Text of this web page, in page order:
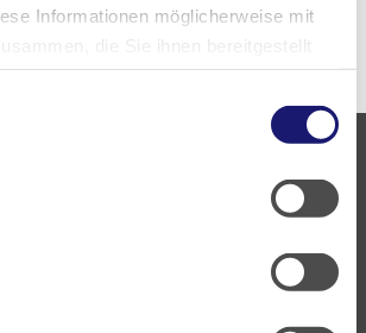
Informationen möglicherweise mit
im Rahmen Ihrer Nutzung der Dienste
Hessen